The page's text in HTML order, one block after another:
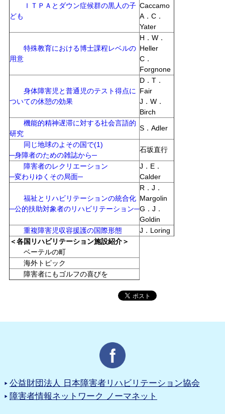
ＩＴＰＡとダウン症候群の黒人の子
ども
Caccamo
A．C．
Yater
特殊教育における博士課程レベルの
用意
H．W．
Heller
C．
Forgnone
身体障害児と普通児のテスト得点に
ついての休憩の効果
D．T．
Fair
J．W．
Birch
機能的精神遅滞に対する社会言語的
研究
S．Adler
同じ地球のよその国で(1)
─身障者のための雑誌から─
石坂直行
障害者のレクリエーション
─変わりゆくその局面─
J．E．
Calder
福祉とリハビリテーションの統合化
─公的扶助対象者のリハビリテーション─
R．J．
Margolin
G．J．
Goldin
重複障害児収容援護の国際形態
J．Loring
＜各国リハビリテーション施設紹介＞
ベーテルの町
海外トピック
障害者にもゴルフの喜びを
公益財団法人 日本障害者リハビリテーション協会
障害者情報ネットワーク ノーマネット